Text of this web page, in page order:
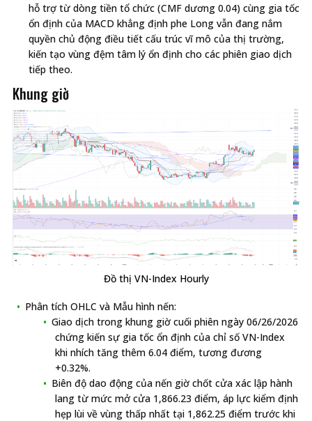
hỗ trợ từ dòng tiền tổ chức (CMF dương 0.04) cùng gia tốc
ổn định của MACD khẳng định phe Long vẫn đang nắm
quyền chủ động điều tiết cấu trúc vĩ mô của thị trường,
kiến tạo vùng đệm tâm lý ổn định cho các phiên giao dịch
tiếp theo.
Khung giờ
Đồ thị VN-Index Hourly
Phân tích OHLC và Mẫu hình nến:
Giao dịch trong khung giờ cuối phiên ngày 06/26/2026
chứng kiến sự gia tốc ổn định của chỉ số VN-Index
khi nhích tăng thêm 6.04 điểm, tương đương
+0.32%.
Biên độ dao động của nến giờ chốt cửa xác lập hành
lang từ mức mở cửa 1,866.23 điểm, áp lực kiểm định
hẹp lùi về vùng thấp nhất tại 1,862.25 điểm trước khi